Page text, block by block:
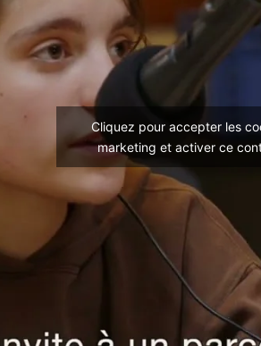
Cliquez pour accepter les
marketing et activer ce